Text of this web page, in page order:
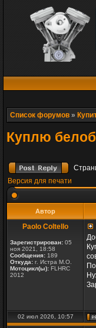
Список форумов »
Куплю
Версия для печати
Автор
Paolo Coltello
Зарегистрирован: 05
ноя 2021, 18:58
Сообщения: 189
Откуда: г. Истра М.О.
Мотоцикл(ы): FLHRC
2012
02 июл 2026, 10:57